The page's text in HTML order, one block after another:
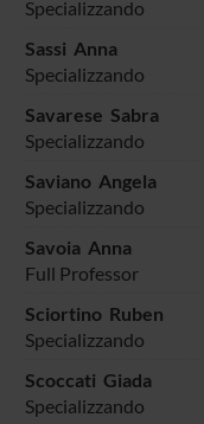
Specializzando
Sassi Anna
Specializzando
Savarese Sabra
Specializzando
Saviano Angela
Specializzando
Savoia Anna
Full Professor
Sciortino Ruben
Specializzando
Scoccati Giada
Specializzando